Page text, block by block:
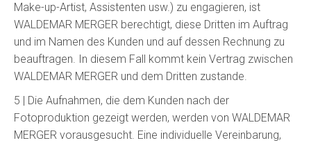
Make-up-Artist, Assistenten usw.) zu engagieren, ist
WALDEMAR MERGER berechtigt, diese Dritten im Auftrag
und im Namen des Kunden und auf dessen Rechnung zu
beauftragen. In diesem Fall kommt kein Vertrag zwischen
WALDEMAR MERGER und dem Dritten zustande.
5 | Die Aufnahmen, die dem Kunden nach der
Fotoproduktion gezeigt werden, werden von WALDEMAR
MERGER vorausgesucht. Eine individuelle Vereinbarung,